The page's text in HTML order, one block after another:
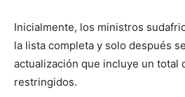
Inicialmente, los ministros
la lista completa y solo después
actualización que incluye un total
restringidos.